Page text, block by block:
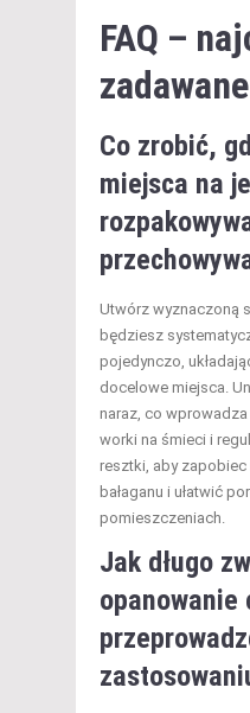
FAQ –
Co zrobić,
miejsca na
Utwórz wyznaczoną
będziesz
pojedynczo,
docelowe miejsca.
naraz, co
worki na śmieci i
resztki, aby
bałaganu i ułatwić
pomieszczeniach.
Jak długo
opanowanie